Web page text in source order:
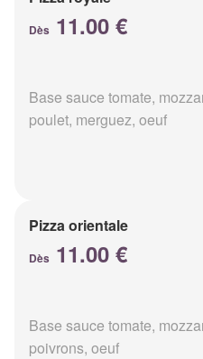
Dès 11.00 €
Base sauce tomate,
poulet, merguez, oeuf
Pizza orientale
Dès 11.00 €
Base sauce tomate,
poivrons, oeuf